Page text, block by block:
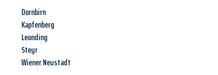
Dornbirn
Kapfenberg
Leonding
Steyr
Wiener Neustadt